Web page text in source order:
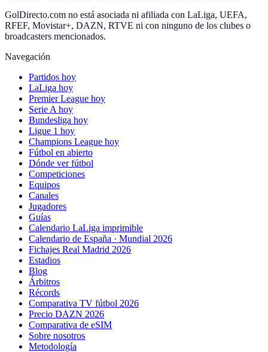
GolDirecto.com no está asociada ni afiliada con LaLiga, UEFA,
RFEF, Movistar+, DAZN, RTVE ni con ninguno de los clubes o
broadcasters mencionados.
Navegación
Partidos hoy
LaLiga hoy
Premier League hoy
Serie A hoy
Bundesliga hoy
Ligue 1 hoy
Champions League hoy
Fútbol en abierto
Dónde ver fútbol
Competiciones
Equipos
Canales
Jugadores
Guías
Calendario LaLiga imprimible
Calendario de España · Mundial 2026
Fichajes Real Madrid 2026
Estadios
Blog
Árbitros
Récords
Comparativa TV fútbol 2026
Precio DAZN 2026
Comparativa de eSIM
Sobre nosotros
Metodología